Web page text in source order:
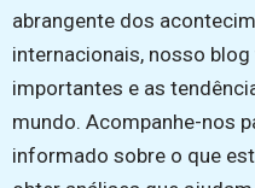
abrangente dos
internacionais, nosso
importantes e as
mundo. Acompanhe-nos
informado sobre o que